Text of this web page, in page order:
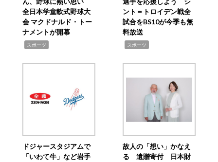
全日本学童軟式野球大
会 マクドナルド・トー
ナメントが開幕
スポーツ
ント＝トロイデン戦全
試合をBS10が今季も無
料放送
スポーツ
ドジャースタジアムで
「いわて牛」など岩手
故人の「想い」かなえ
る 遺贈寄付 日本財